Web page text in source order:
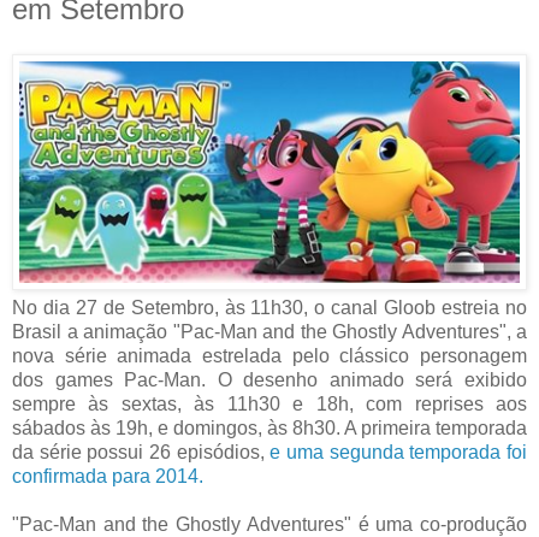
em Setembro
No dia 27 de Setembro, às 11h30, o canal Gloob estreia no
Brasil a animação "Pac-Man and the Ghostly Adventures", a
nova série animada estrelada pelo clássico personagem
dos games Pac-Man. O desenho animado será exibido
sempre às sextas, às 11h30 e 18h, com reprises aos
sábados às 19h, e domingos, às 8h30. A primeira temporada
da série possui 26 episódios,e uma segunda temporada foi
confirmada para 2014.
"Pac-Man and the Ghostly Adventures" é uma co-produção